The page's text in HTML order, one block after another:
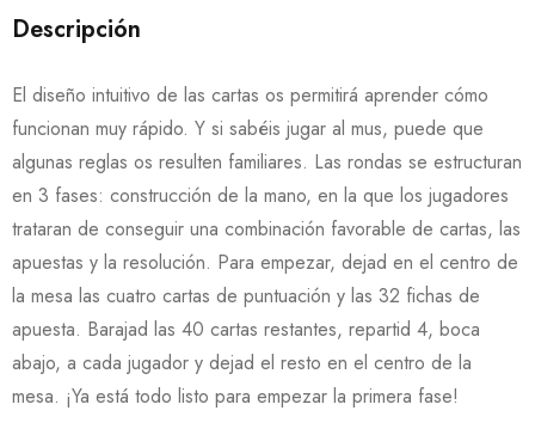
Descripción
El diseño intuitivo de las cartas os permitirá aprender cómo
funcionan muy rápido. Y si sabéis jugar al mus, puede que
algunas reglas os resulten familiares. Las rondas se estructuran
en 3 fases: construcción de la mano, en la que los jugadores
trataran de conseguir una combinación favorable de cartas, las
apuestas y la resolución. Para empezar, dejad en el centro de
la mesa las cuatro cartas de puntuación y las 32 fichas de
apuesta. Barajad las 40 cartas restantes, repartid 4, boca
abajo, a cada jugador y dejad el resto en el centro de la
mesa. ¡Ya está todo listo para empezar la primera fase!